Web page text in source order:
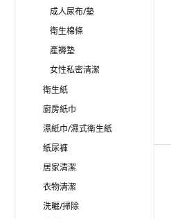
成人尿布/墊
衛生棉條
產褥墊
女性私密清潔
衛生紙
廚房紙巾
濕紙巾/濕式衛生紙
紙尿褲
居家清潔
衣物清潔
洗曬/掃除